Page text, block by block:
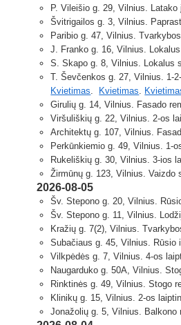
P. Vileišio g. 29, Vilnius. Latako
Švitrigailos g. 3, Vilnius.
Paribio g. 47, Vilnius.
J. Franko g. 16, Vilnius.
S. Skapo g. 8, Vilnius. Lokalus
T. Ševčenkos g. 27, Vilnius. 1-
Kvietimas
Kvietimas
Girulių g. 14, Vilnius. Fasado
Viršuliškių g. 22, Vilnius. 2-os
Architektų g. 107, Vilnius.
Perkūnkiemio g. 49, Vilnius. 1-
Rukeliškių g. 30, Vilnius. 3-ios
Žirmūnų g. 123, Vilnius. Vaizdo
2026-08-05
Šv. Stepono g. 20, Vilnius.
Šv. Stepono g. 11, Vilnius.
Kražių g. 7(2), Vilnius.
Subačiaus g. 45, Vilnius.
Vilkpėdės g. 7, Vilnius. 4-os
Naugarduko g. 50A, Vilnius.
Rinktinės g. 49, Vilnius. Stogo
Klinikų g. 15, Vilnius. 2-os
Jonažolių g. 5, Vilnius. Balkono